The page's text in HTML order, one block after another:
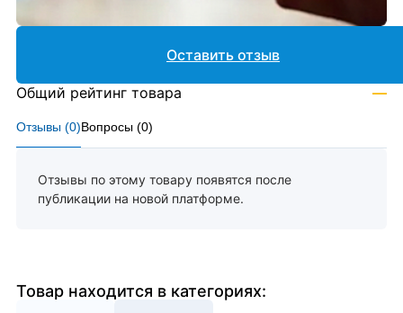
Отзывы (0)Вопросы (0)
Отзывы по этому товару появятся после
публикации на новой платформе.
Оставить отзыв
Общий рейтинг товара —
Товар находится в категориях: